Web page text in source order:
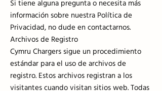
Si tiene alguna pregunta o necesita más
información sobre nuestra Política de
Privacidad, no dude en contactarnos.
Archivos de Registro
Cymru Chargers sigue un procedimiento
estándar para el uso de archivos de
registro. Estos archivos registran a los
visitantes cuando visitan sitios web. Todas